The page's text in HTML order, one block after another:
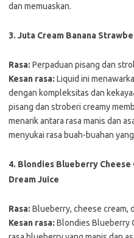
dan memuaskan.
3. Juta Cream Banana
Rasa: Perpaduan pisang dan
Kesan rasa: Liquid ini
dengan kompleksitas dan
pisang dan stroberi creamy
menarik antara rasa manis dan
menyukai rasa buah-buahan
4. Blondies Blueberry Cheese
Dream Juice
Rasa: Blueberry, cheese cream,
Kesan rasa: Blondies Blueberry